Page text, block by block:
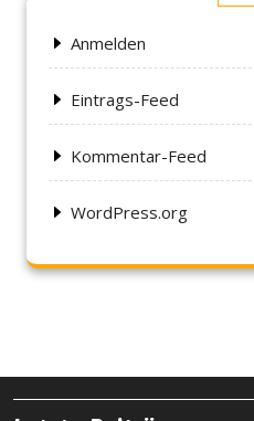
Anmelden
Eintrags-Feed
Kommentar-Feed
WordPress.org